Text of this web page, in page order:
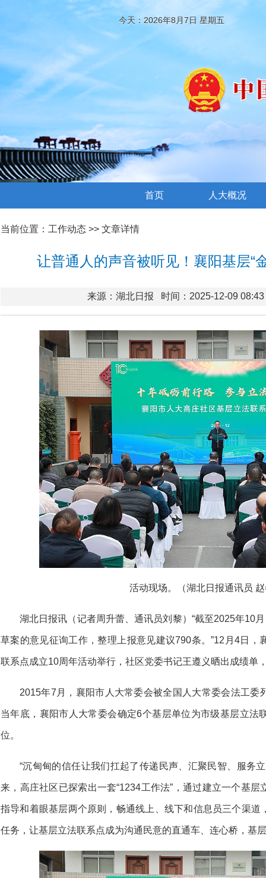
今天：2026年8月7日 星期五
首页 人大概况
当前位置： 工作动态 >> 文章详情
让普通人的声音被听见！襄阳基层“
来源：湖北日报 时间：2025-12-09 08:43
活动现场。（湖北日报通讯员
湖北日报讯（记者周升蕾、通讯员刘黎）“截至2025年10
草案的意见征询工作，整理上报意见建议790条。”12月4日
联系点成立10周年活动举行，社区党委书记王遵义晒出成绩单
2015年7月，襄阳市人大常委会被全国人大常委会法工委
当年底，襄阳市人大常委会确定6个基层单位为市级基层立法
位。
“沉甸甸的信任让我们扛起了传递民声、汇聚民智、服务
来，高庄社区已探索出一套“1234工作法”，通过建立一个基
指导和着眼基层两个原则，畅通线上、线下和信息员三个渠
任务，让基层立法联系点成为沟通民意的直通车、连心桥，基